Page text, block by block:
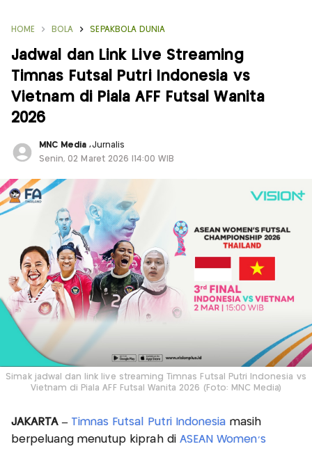
HOME BOLA SEPAKBOLA DUNIA
Jadwal dan Link Live Streaming
Timnas Futsal Putri Indonesia vs
Vietnam di Piala AFF Futsal Wanita
2026
MNC Media,Jurnalis
Senin, 02 Maret 2026 |14:00 WIB
Simak jadwal dan link live streaming Timnas Futsal Putri Indonesia vs
Vietnam di Piala AFF Futsal Wanita 2026 (Foto: MNC Media)
JAKARTA – Timnas Futsal Putri Indonesia masih
berpeluang menutup kiprah di ASEAN Women's